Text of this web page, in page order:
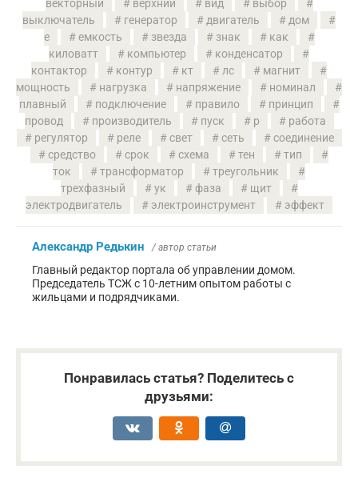
векторный
верхний вид
выбор
выключатель
генератор двигатель
дом
е
емкость звезда знак
как
киловатт
компьютер
конденсатор
контактор
контур кт лс
магнит
мощность
нагрузка напряжение
номинал
плавный
подключение правило
принцип
провод
производитель пуск р
работа
регулятор
реле свет сеть
соединение
средство
срок схема тен
тип
ток
трансформатор
треугольник
трехфазный
ук фаза
щит
электродвигатель
электроинструмент эффект
Александр Редькин / автор статьи
Главный редактор портала об управлении домом.
Председатель ТСЖ с 10-летним опытом работы с
жильцами и подрядчиками.
Понравилась статья? Поделитесь с
друзьями: